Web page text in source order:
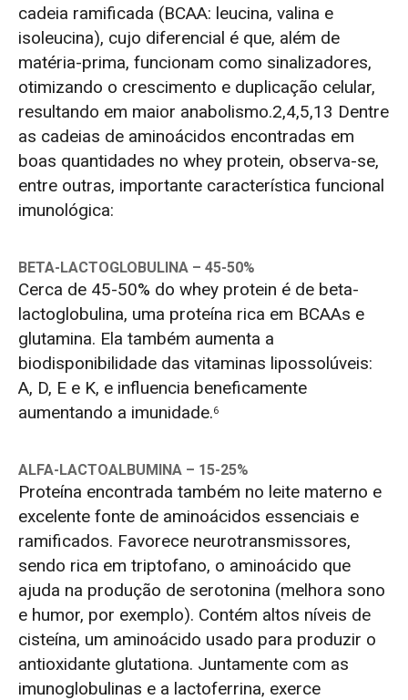
cadeia ramificada (BCAA: leucina, valina e
isoleucina), cujo diferencial é que, além de
matéria-prima, funcionam como sinalizadores,
otimizando o crescimento e duplicação celular,
resultando em maior anabolismo.2,4,5,13 Dentre
as cadeias de aminoácidos encontradas em
boas quantidades no whey protein, observa-se,
entre outras, importante característica funcional
imunológica:
BETA-LACTOGLOBULINA – 45-50%
Cerca de 45-50% do whey protein é de beta-
lactoglobulina, uma proteína rica em BCAAs e
glutamina. Ela também aumenta a
biodisponibilidade das vitaminas lipossolúveis:
A, D, E e K, e influencia beneficamente
aumentando a imunidade.6
ALFA-LACTOALBUMINA – 15-25%
Proteína encontrada também no leite materno e
excelente fonte de aminoácidos essenciais e
ramificados. Favorece neurotransmissores,
sendo rica em triptofano, o aminoácido que
ajuda na produção de serotonina (melhora sono
e humor, por exemplo). Contém altos níveis de
cisteína, um aminoácido usado para produzir o
antioxidante glutationa. Juntamente com as
imunoglobulinas e a lactoferrina, exerce